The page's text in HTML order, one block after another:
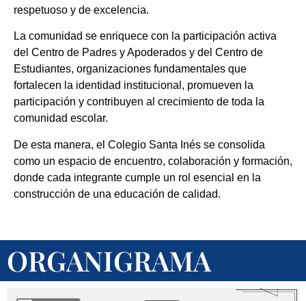
respetuoso y de excelencia.
La comunidad se enriquece con la participación activa
del Centro de Padres y Apoderados y del Centro de
Estudiantes, organizaciones fundamentales que
fortalecen la identidad institucional, promueven la
participación y contribuyen al crecimiento de toda la
comunidad escolar.
De esta manera, el Colegio Santa Inés se consolida
como un espacio de encuentro, colaboración y formación,
donde cada integrante cumple un rol esencial en la
construcción de una educación de calidad.
ORGANIGRAMA